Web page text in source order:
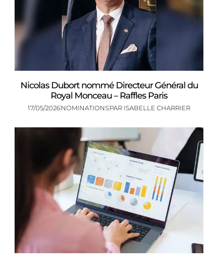
Nicolas Dubort nommé Directeur Général du
Royal Monceau – Raffles Paris
17/05/2026NOMINATIONSPAR ISABELLE CHARRIER